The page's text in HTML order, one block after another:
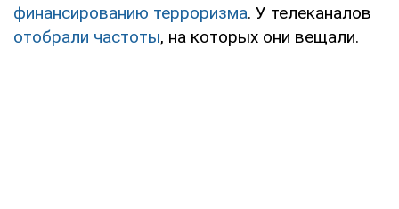
финансированию терроризма. У телеканалов
отобрали частоты, на которых они вещали.